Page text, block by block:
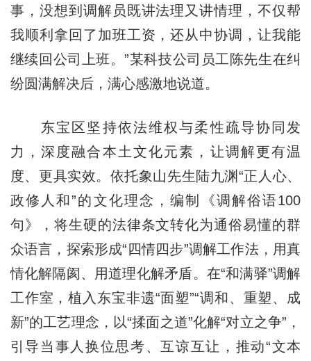
事，没想到调解员既讲法理又讲情理，不仅帮
我顺利拿回了加班工资，还从中协调，让我能
继续回公司上班。”某科技公司员工陈先生在纠
纷圆满解决后，满心感激地说道。
东宝区坚持依法维权与柔性疏导协同发
力，深度融合本土文化元素，让调解更有温
度、更具实效。依托象山先生陆九渊“正人心、
政修人和”的文化理念，编制《调解俗语100
句》，将生硬的法律条文转化为通俗易懂的群
众语言，探索形成“四情四步”调解工作法，用真
情化解隔阂、用道理化解矛盾。在“和满驿”调解
工作室，植入东宝非遗“面塑”“调和、重塑、成
新”的工艺理念，以“揉面之道”化解“对立之争”，
引导当事人换位思考、互谅互让，推动“文本